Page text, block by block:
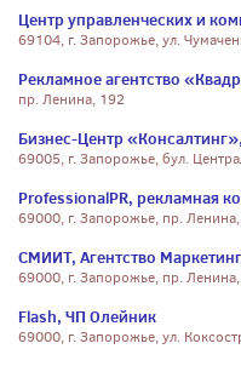
Центр управленческих и
69104, г. Запорожье, ул.
Рекламное агентство
пр. Ленина, 192
Бизнес-Центр
69005, г. Запорожье, бул.
ProfessionalPR, рекламная
69000, г. Запорожье, пр.
СМИИТ, Агентство
69000, г. Запорожье, пр.
Flаsh, ЧП Олейник
69000, г. Запорожье, ул.